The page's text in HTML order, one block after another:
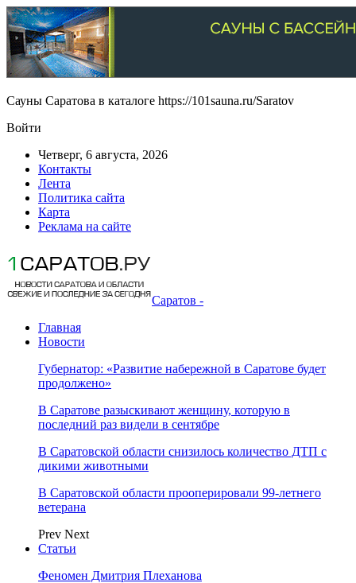
Сауны Саратова в каталоге https://101sauna.ru/Saratov
Войти
Четверг, 6 августа, 2026
Контакты
Лента
Политика сайта
Карта
Реклама на сайте
Саратов -
Главная
Новости
Губернатор: «Развитие набережной в Саратове будет
продолжено»
В Саратове разыскивают женщину, которую в
последний раз видели в сентябре
В Саратовской области снизилось количество ДТП с
дикими животными
В Саратовской области прооперировали 99-летнего
ветерана
Prev Next
Статьи
Феномен Дмитрия Плеханова